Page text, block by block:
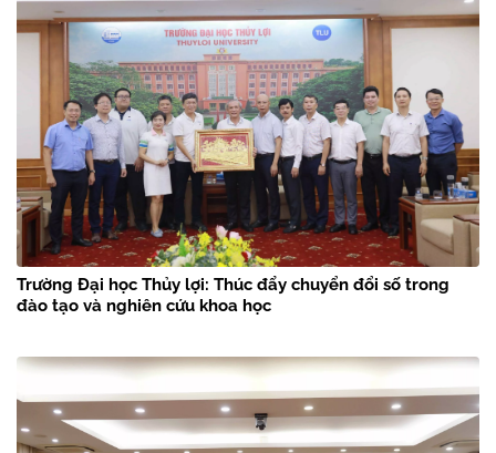
Trường Đại học Thủy lợi: Thúc đẩy chuyển đổi số trong
đào tạo và nghiên cứu khoa học